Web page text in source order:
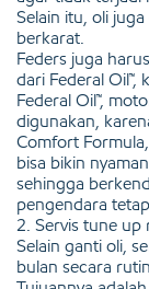
Selain itu, oli
berkarat.
Feders juga
dari Federal
Federal Oil™,
digunakan,
Comfort
bisa bikin
sehingga
pengendara
2. Servis tune up
Selain ganti oli,
bulan secara rutin.